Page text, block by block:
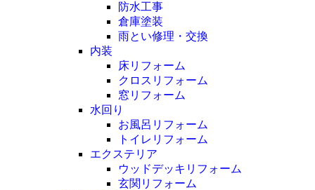
防水工事
倉庫塗装
雨とい修理・交換
内装
床リフォーム
クロスリフォーム
窓リフォーム
水回り
お風呂リフォーム
トイレリフォーム
エクステリア
ウッドデッキリフォーム
玄関リフォーム